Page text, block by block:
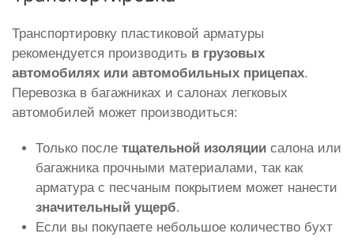
Транспортировку пластиковой арматуры
рекомендуется производить в грузовых
автомобилях или автомобильных прицепах.
Перевозка в багажниках и салонах легковых
автомобилей может производиться:
Только после тщательной изоляции салона или
багажника прочными материалами, так как
арматура с песчаным покрытием может нанести
значительный ущерб.
Если вы покупаете небольшое количество бухт